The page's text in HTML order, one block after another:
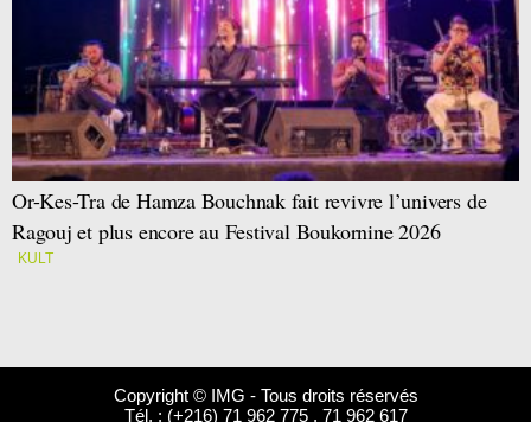
Or-Kes-Tra de Hamza Bouchnak fait revivre l’univers de
Ragouj et plus encore au Festival Boukornine 2026
KULT
Copyright © IMG - Tous droits réservés
Tél. : (+216) 71 962 775 . 71 962 617